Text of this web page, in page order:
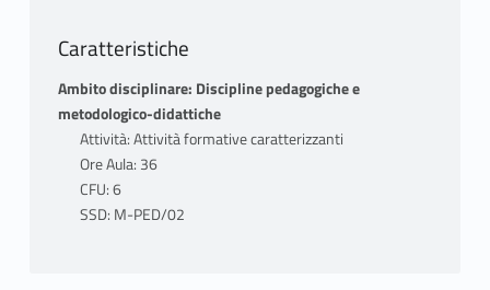
Caratteristiche
Ambito disciplinare: Discipline pedagogiche e
metodologico-didattiche
Attività: Attività formative caratterizzanti
Ore Aula: 36
CFU: 6
SSD: M-PED/02